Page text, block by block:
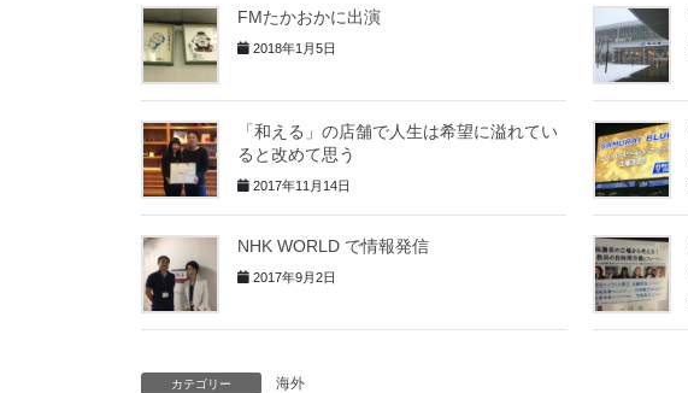
FMたかおかに出演
2018年1月5日
「和える」の店舗で人生は希望に溢れてい
ると改めて思う
2017年11月14日
NHK WORLD で情報発信
2017年9月2日
カテゴリー 海外